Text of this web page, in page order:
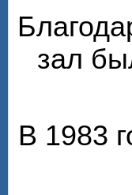
зал
В 1983